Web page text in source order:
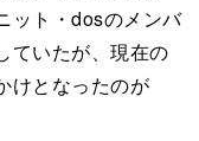
ット・dosのメンバ
ていたが、現在の
けとなったのが